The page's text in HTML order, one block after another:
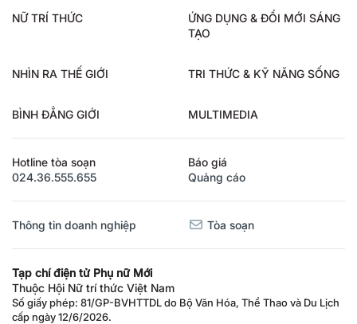
NỮ TRÍ THỨC
ỨNG DỤNG & ĐỔI MỚI SÁNG
TẠO
NHÌN RA THẾ GIỚI TRI THỨC & KỸ NĂNG SỐNG
BÌNH ĐẲNG GIỚI MULTIMEDIA
Hotline tòa soạn
024.36.555.655
Báo giá
Quảng cáo
Thông tin doanh nghiệp Tòa soạn
Tạp chí điện tử Phụ nữ Mới
Thuộc Hội Nữ trí thức Việt Nam
Số giấy phép: 81/GP-BVHTTDL do Bộ Văn Hóa, Thể Thao và Du Lịch
cấp ngày 12/6/2026.